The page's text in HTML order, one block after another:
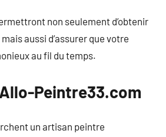
non seulement d’obtenir
aussi d’assurer que votre
au fil du temps.
Peintre33.com
un artisan peintre